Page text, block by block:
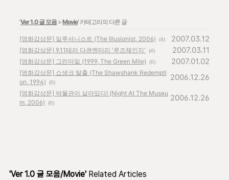
'Ver 1.0 글 모음>Movie' 카테고리의 다른 글
[영화감상문] 일루셔니스트 (The Illusionist, 2006) (4) 2007.03.12
[영화감상문] 9.11테러 다큐멘터리 '루즈체인지' (4) 2007.03.11
[영화감상문] 그린마일 (1999, The Green Mile) (0) 2007.01.02
[영화감상문] 쇼생크 탈출 (The Shawshank Redempti
on, 1994)
(0)
2006.12.26
[영화감상문] 박물관이 살아있다! (Night At The Museu
m, 2006)
(0)
2006.12.26
'Ver 1.0 글 모음/Movie' Related Articles